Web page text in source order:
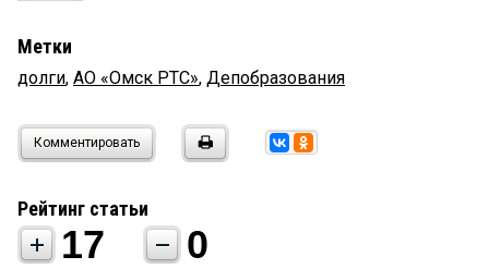
Метки
долги, АО «Омск РТС», Депобразования
Комментировать
Рейтинг статьи
17 0